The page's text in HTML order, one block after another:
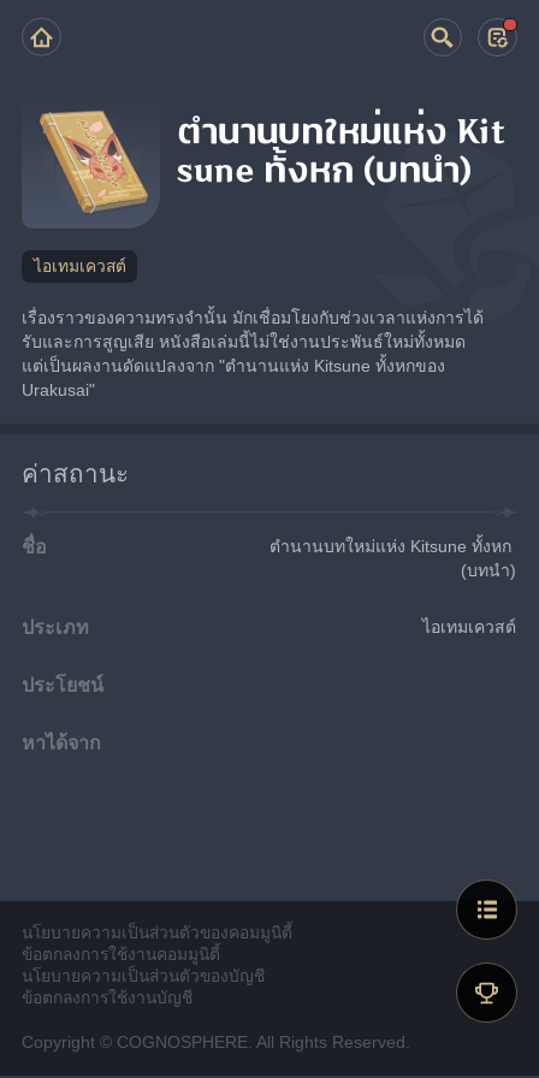
ตำนานบทใหม่แห่ง Kit
sune ทั้งหก (บทนำ)
ไอเทมเควสต์
เรื่องราวของความทรงจำนั้น มักเชื่อมโยงกับช่วงเวลาแห่งการได้
รับและการสูญเสีย หนังสือเล่มนี้ไม่ใช่งานประพันธ์ใหม่ทั้งหมด
แต่เป็นผลงานดัดแปลงจาก "ตำนานแห่ง Kitsune ทั้งหกของ
Urakusai"
ค่าสถานะ
ชื่อ
ตำนานบทใหม่แห่ง Kitsune ทั้งหก
(บทนำ)
ประเภท ไอเทมเควสต์
ประโยชน์
หาได้จาก
นโยบายความเป็นส่วนตัวของคอมมูนิตี้
ข้อตกลงการใช้งานคอมมูนิตี้
นโยบายความเป็นส่วนตัวของบัญชี
ข้อตกลงการใช้งานบัญชี
Copyright © COGNOSPHERE. All Rights Reserved.